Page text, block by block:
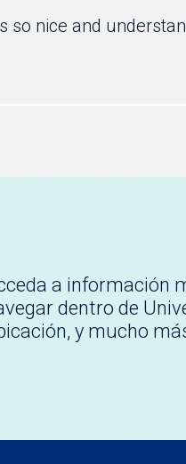
so nice and
a información
dentro de
y mucho